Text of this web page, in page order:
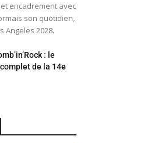
encadrement avec
son quotidien,
Angeles 2028.
: le
de la 14e